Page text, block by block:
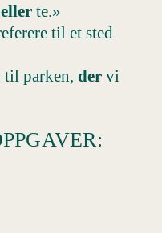
eller te.»
til et sted
til parken, der vi